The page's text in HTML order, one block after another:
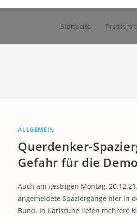
Startseite
ALLGEMEIN
Querdenker-
Gefahr für die
Auch am gestrigen Montag,
angemeldete Spaziergänge hier in
Bund. In Karlsruhe liefen mehrere